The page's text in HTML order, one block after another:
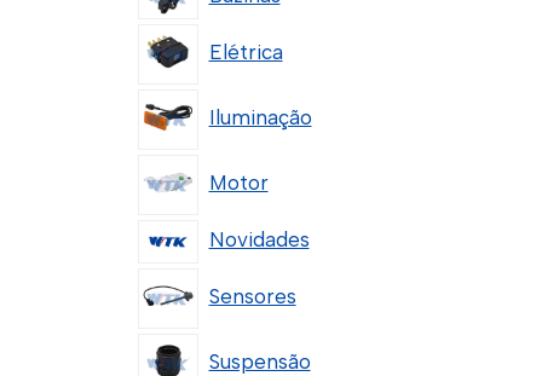
Elétrica
Iluminação
Motor
Novidades
Sensores
Suspensão